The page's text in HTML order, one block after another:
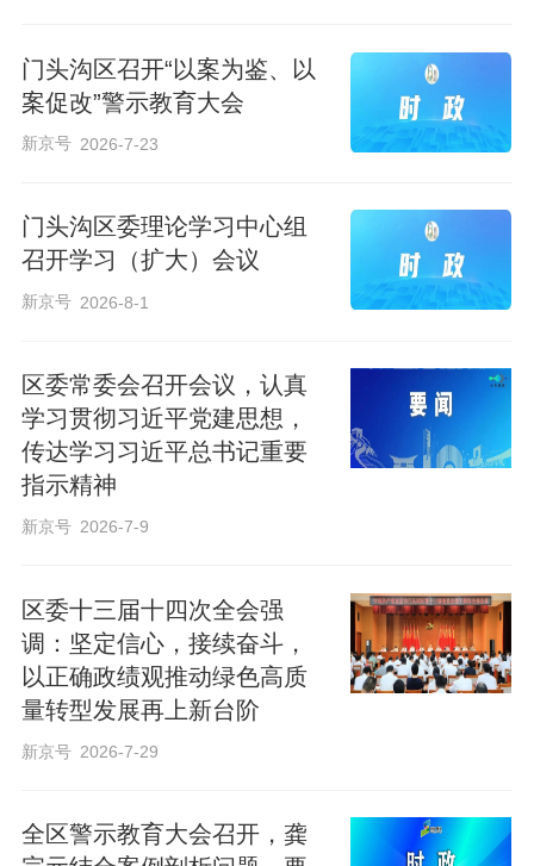
建，维护区域和谐稳定。
会上，区领导焦宝军、宫吉成、高志庆、
华、韩健交流了学习体会。
END
【转载请注明来源：北京怀柔公众号】
文字：蒋嘉琦
门头沟区召开“以案为鉴、以
案促改”警示教育大会
新京号 2026-7-23
门头沟区委理论学习中心组
召开学习（扩大）会议
新京号 2026-8-1
区委常委会召开会议，认真
学习贯彻习近平党建思想，
传达学习习近平总书记重要
指示精神
新京号 2026-7-9
区委十三届十四次全会强
调：坚定信心，接续奋斗，
以正确政绩观推动绿色高质
量转型发展再上新台阶
新京号 2026-7-29
全区警示教育大会召开，龚